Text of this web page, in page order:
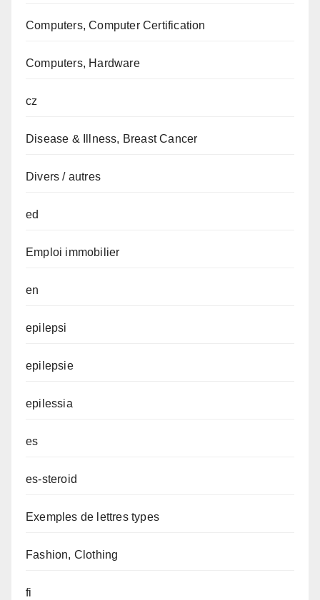
Computers, Computer Certification
Computers, Hardware
cz
Disease & Illness, Breast Cancer
Divers / autres
ed
Emploi immobilier
en
epilepsi
epilepsie
epilessia
es
es-steroid
Exemples de lettres types
Fashion, Clothing
fi